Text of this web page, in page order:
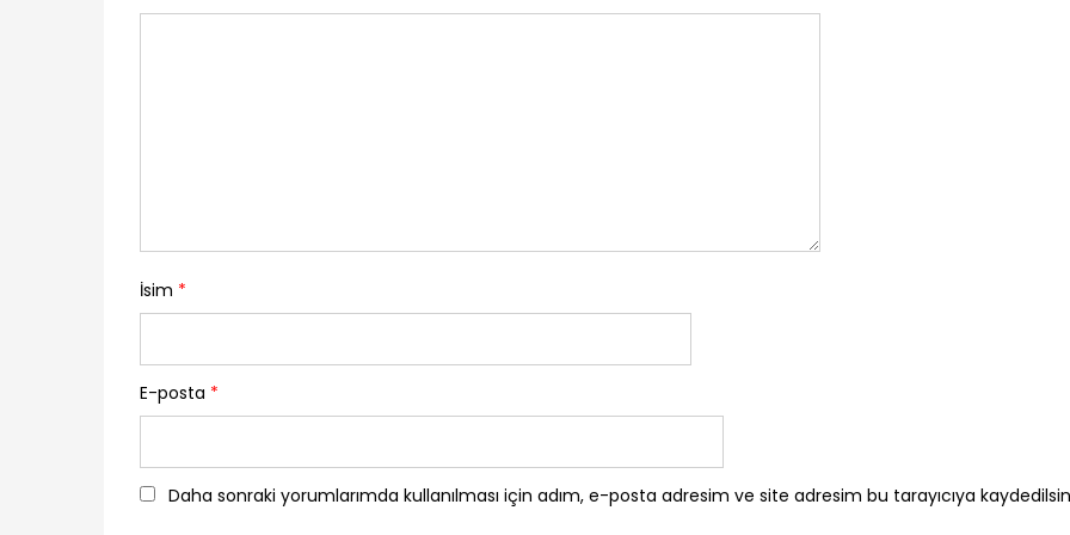
İsim *
E-posta *
Daha sonraki yorumlarımda kullanılması için adım, e-posta adresim ve site adresim bu tarayıcıya